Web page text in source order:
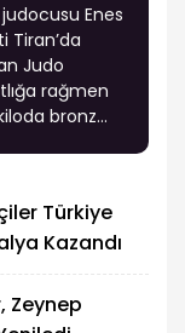
Enes
Tiran’da
Judo
rağmen
bronz
Türkiye
Kazandı
Zeynep